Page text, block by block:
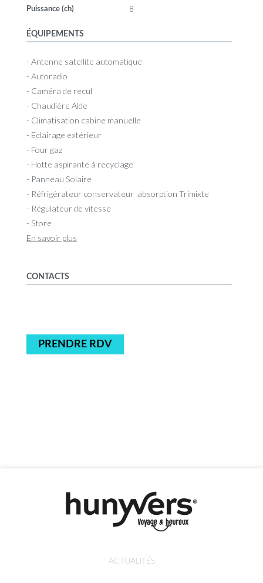
Puissance (ch) 8
ÉQUIPEMENTS
- Antenne satellite automatique
- Autoradio
- Caméra de recul
- Chaudière Alde
- Climatisation cabine manuelle
- Eclairage extérieur
- Four gaz
- Hotte aspirante à recyclage
- Panneau Solaire
- Réfrigérateur conservateur absorption Trimixte
- Régulateur de vitesse
- Store
En savoir plus
CONTACTS
PRENDRE RDV
ACTUALITÉS